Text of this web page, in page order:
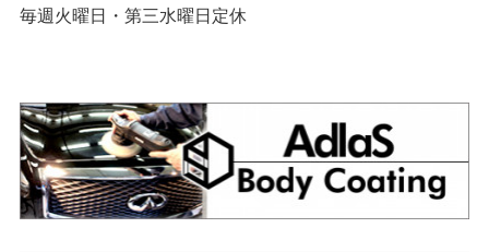
毎週火曜日・第三水曜日定休